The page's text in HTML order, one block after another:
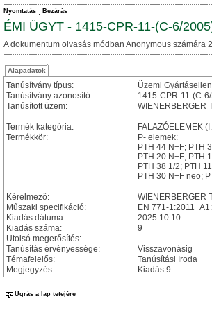
Nyomtatás Bezárás
ÉMI ÜGYT - 1415-CPR-11-(C-6/
A dokumentum olvasás módban Anonymous számára
Alapadatok
Tanúsítvány típus:
Üzemi
Tanúsítvány azonosító
1415-CPR-11-(C-
Tanúsított üzem:
WIENERBERGER
Termék kategória:
FALAZÓELEMEK
Termékkör:
P- elemek:
PTH 44 N+F; PTH
PTH 20 N+F; PTH
PTH 38 1/2; PTH
PTH 30 N+F neo;
Kérelmező:
WIENERBERGER
Műszaki specifikáció:
EN 771-
Kiadás dátuma:
2025.10.10
Kiadás száma:
9
Utolsó megerősítés:
Tanúsítás érvényessége:
Visszavonásig
Témafelelős:
Tanúsítási Iroda
Megjegyzés:
Kiadás:9.
Ugrás a lap tetejére